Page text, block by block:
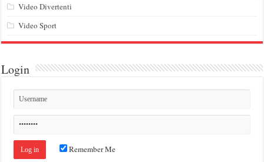
Video Divertenti
Video Sport
Login
Remember Me